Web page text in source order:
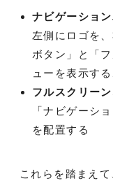
ナビゲーション
左側にロゴを
ボタン」と「
ューを表示す
フルスクリー
「ナビゲーシ
を配置する
これらを踏まえ